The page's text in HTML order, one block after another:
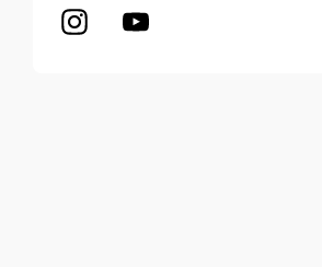
Abre en nueva ventana
Abre en nueva ventana